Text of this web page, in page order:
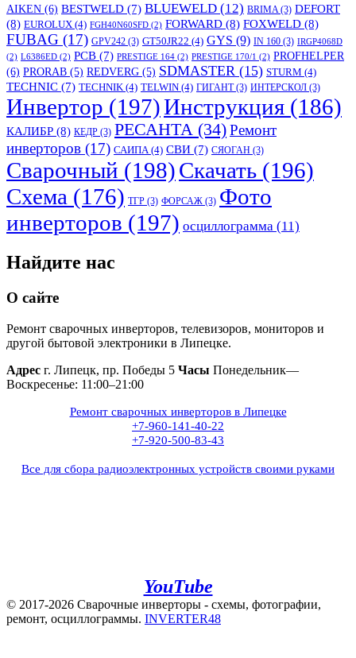
AIKEN (6) BESTWELD (7) BLUEWELD (12) BRIMA(3) DEFORT
(8) EUROLUX (4) FGH40N60SFD (2) FORWARD (8) FOXWELD (8)
FUBAG (17) GPV242 (3) GT50JR22 (4) GYS (9) IN 160 (3) IRGP4068D
(2) L6386ED (2) PCB (7) PRESTIGE 164 (2) PRESTIGE 170/1 (2) PROFHELPER
(6) PRORAB (5) REDVERG (5) SDMASTER (15) STURM (4)
TECHNIC (7) TECHNIK (4) TELWIN (4) ГИГАНТ(3) ИНТЕРСКОЛ (3)
Инвертор (197)Инструкция (186)
КАЛИБР (8) КЕДР (3) РЕСАНТА (34)Ремонт
инверторов (17) САИПА(4) СВИ (7) СЯОГАН (3)
Сварочный (198)Скачать (196)
Схема (176) ТГР (3) ФОРСАЖ (3) Фото
инверторов (197) осциллограмма (11)
Найдите нас
О сайте
Ремонт сварочных инверторов, телевизоров, мониторов и
другой бытовой электроники в Липецке.
Адрес г. Липецк, пр. Победы 5 Часы Понедельник—
Воскресенье: 11:00–21:00
Ремонт сварочных инверторов в Липецке
+7-960-141-40-22
+7-920-500-83-43
Все для сбора радиоэлектронных устройств своими руками
YouTube
© 2017-2026 Сварочные инверторы - схемы, фотографии,
ремонт, осциллограммы. INVERTER48